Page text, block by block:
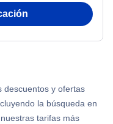
descuentos y ofertas
la búsqueda en
tarifas más